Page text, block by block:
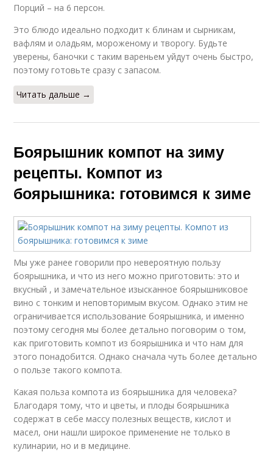
Порций – на 6 персон.
Это блюдо идеально подходит к блинам и сырникам,
вафлям и оладьям, мороженому и творогу. Будьте
уверены, баночки с таким вареньем уйдут очень быстро,
поэтому готовьте сразу с запасом.
Читать дальше →
Боярышник компот на зиму
рецепты. Компот из
боярышника: готовимся к зиме
Мы уже ранее говорили про невероятную пользу
боярышника, и что из него можно приготовить: это и
вкусный , и замечательное изысканное боярышниковое
вино с тонким и неповторимым вкусом. Однако этим не
ограничивается использование боярышника, и именно
поэтому сегодня мы более детально поговорим о том,
как приготовить компот из боярышника и что нам для
этого понадобится. Однако сначала чуть более детально
о пользе такого компота.
Какая польза компота из боярышника для человека?
Благодаря тому, что и цветы, и плоды боярышника
содержат в себе массу полезных веществ, кислот и
масел, они нашли широкое применение не только в
кулинарии, но и в медицине.